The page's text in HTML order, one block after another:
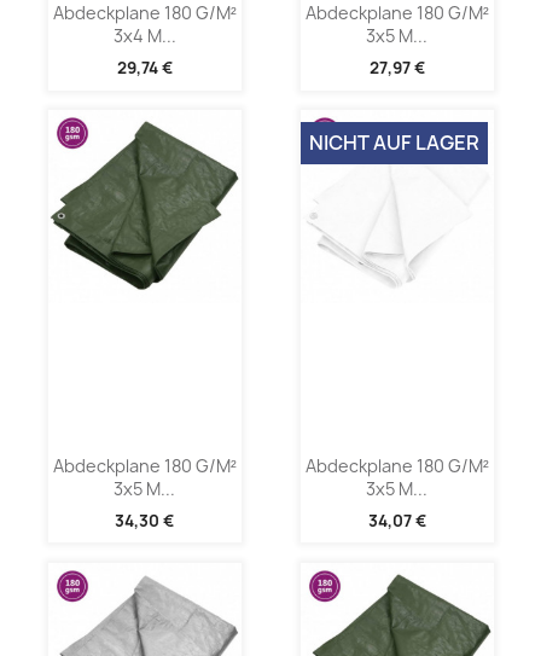
Abdeckplane 180 G/m²
3x4 M...
29,74 €
Abdeckplane 180 G/m²
3x5 M...
27,97 €
Abdeckplane 180 G/m²
3x5 M...
34,30 €
Abdeckplane 180 G/m²
3x5 M...
34,07 €
NICHT AUF LAGER